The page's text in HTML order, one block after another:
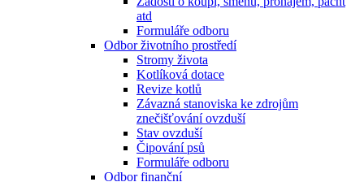
atd
Formuláře odboru
Odbor životního prostředí
Stromy života
Kotlíková dotace
Revize kotlů
Závazná stanoviska ke zdrojům
znečišťování ovzduší
Stav ovzduší
Čipování psů
Formuláře odboru
Odbor finanční